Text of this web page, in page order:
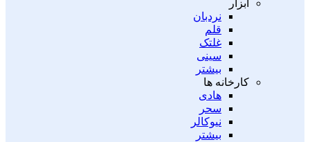
ابزار
نردبان
قلم
غلتک
سینی
بیشتر
کارخانه ها
هادی
سحر
نیوکالر
بیشتر